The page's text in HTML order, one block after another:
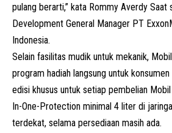
pulang berarti,” kata Rommy Averdy Saat
Development General Manager PT
Indonesia.
Selain fasilitas mudik untuk mekanik,
program hadiah langsung untuk
edisi khusus untuk setiap pembelian
In-One-Protection minimal 4 liter di
terdekat, selama persediaan masih ada.